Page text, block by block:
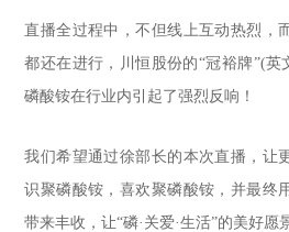
直播全过程中，不但线上互动热烈，
都还在进行，川恒股份的“冠裕牌”(英
磷酸铵在行业内引起了强烈反响！
我们希望通过徐部长的本次直播，让
识聚磷酸铵，喜欢聚磷酸铵，并最终
带来丰收，让“磷·关爱·生活”的美好愿